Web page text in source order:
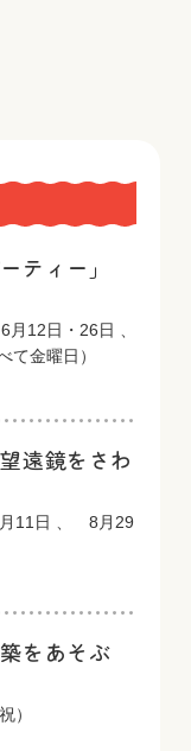
ティー」
12日・26日 、
金曜日）
遠鏡をさわ
月11日 、 8月29
をあそぶ
）